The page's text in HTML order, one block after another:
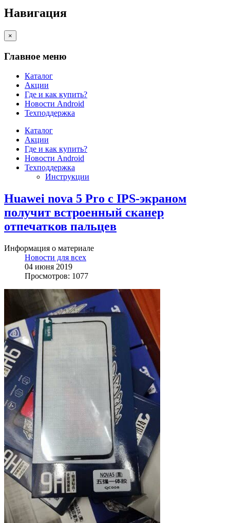
Навигация
×
Главное меню
Каталог
Акции
Где и как купить?
Новости Android
Техподдержка
Каталог
Акции
Где и как купить?
Новости Android
Техподдержка
Инструкции
Huawei nova 5 Pro c IPS-экраном
получит встроенный сканер
отпечатков пальцев
Информация о материале
Новости для всех
04 июня 2019
Просмотров: 1077